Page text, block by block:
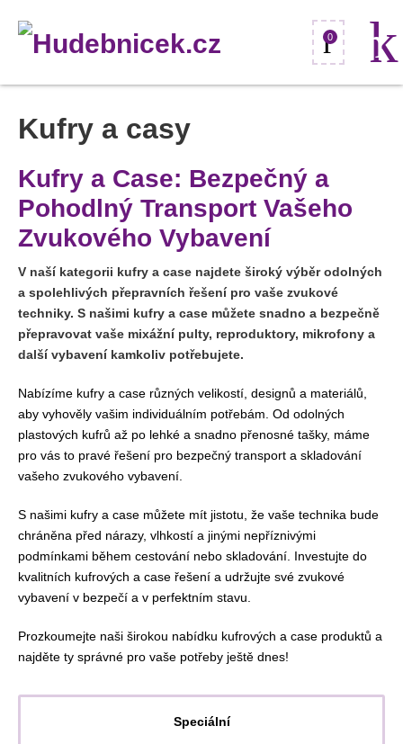
0
Kufry a casy
Kufry a Case: Bezpečný a
Pohodlný Transport Vašeho
Zvukového Vybavení
V naší kategorii kufry a case najdete široký výběr odolných
a spolehlivých přepravních řešení pro vaše zvukové
techniky. S našimi kufry a case můžete snadno a bezpečně
přepravovat vaše mixážní pulty, reproduktory, mikrofony a
další vybavení kamkoliv potřebujete.
Nabízíme kufry a case různých velikostí, designů a materiálů,
aby vyhověly vašim individuálním potřebám. Od odolných
plastových kufrů až po lehké a snadno přenosné tašky, máme
pro vás to pravé řešení pro bezpečný transport a skladování
vašeho zvukového vybavení.
S našimi kufry a case můžete mít jistotu, že vaše technika bude
chráněna před nárazy, vlhkostí a jinými nepříznivými
podmínkami během cestování nebo skladování. Investujte do
kvalitních kufrových a case řešení a udržujte své zvukové
vybavení v bezpečí a v perfektním stavu.
Prozkoumejte naši širokou nabídku kufrových a case produktů a
najděte ty správné pro vaše potřeby ještě dnes!
Speciální